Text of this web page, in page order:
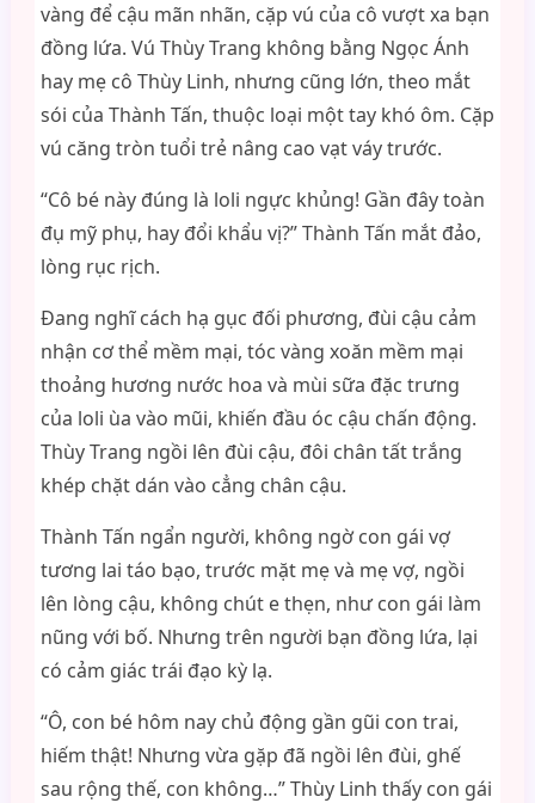
vàng để cậu mãn nhãn, cặp vú của cô vượt xa bạn
đồng lứa. Vú Thùy Trang không bằng Ngọc Ánh
hay mẹ cô Thùy Linh, nhưng cũng lớn, theo mắt
sói của Thành Tấn, thuộc loại một tay khó ôm. Cặp
vú căng tròn tuổi trẻ nâng cao vạt váy trước.
“Cô bé này đúng là loli ngực khủng! Gần đây toàn
đụ mỹ phụ, hay đổi khẩu vị?” Thành Tấn mắt đảo,
lòng rục rịch.
Đang nghĩ cách hạ gục đối phương, đùi cậu cảm
nhận cơ thể mềm mại, tóc vàng xoăn mềm mại
thoảng hương nước hoa và mùi sữa đặc trưng
của loli ùa vào mũi, khiến đầu óc cậu chấn động.
Thùy Trang ngồi lên đùi cậu, đôi chân tất trắng
khép chặt dán vào cẳng chân cậu.
Thành Tấn ngẩn người, không ngờ con gái vợ
tương lai táo bạo, trước mặt mẹ và mẹ vợ, ngồi
lên lòng cậu, không chút e thẹn, như con gái làm
nũng với bố. Nhưng trên người bạn đồng lứa, lại
có cảm giác trái đạo kỳ lạ.
“Ô, con bé hôm nay chủ động gần gũi con trai,
hiếm thật! Nhưng vừa gặp đã ngồi lên đùi, ghế
sau rộng thế, con không…” Thùy Linh thấy con gái